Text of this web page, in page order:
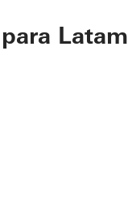
Latam